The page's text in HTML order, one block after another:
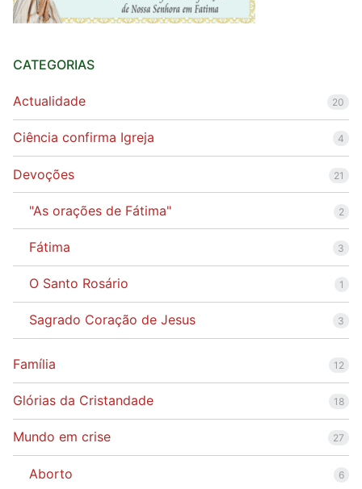
CATEGORIAS
Actualidade 20
Ciência confirma Igreja 4
Devoções 21
"As orações de Fátima" 2
Fátima 3
O Santo Rosário 1
Sagrado Coração de Jesus 3
Família 12
Glórias da Cristandade 18
Mundo em crise 27
Aborto 6